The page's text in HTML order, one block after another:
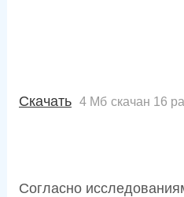
Скачать 4 Мб скачан 16
Согласно